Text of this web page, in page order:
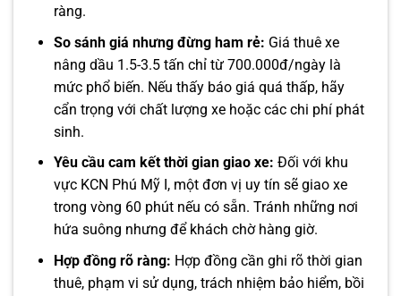
ràng.
So sánh giá nhưng đừng ham rẻ: Giá thuê xe
nâng dầu 1.5-3.5 tấn chỉ từ 700.000đ/ngày là
mức phổ biến. Nếu thấy báo giá quá thấp, hãy
cẩn trọng với chất lượng xe hoặc các chi phí phát
sinh.
Yêu cầu cam kết thời gian giao xe: Đối với khu
vực KCN Phú Mỹ I, một đơn vị uy tín sẽ giao xe
trong vòng 60 phút nếu có sẵn. Tránh những nơi
hứa suông nhưng để khách chờ hàng giờ.
Hợp đồng rõ ràng: Hợp đồng cần ghi rõ thời gian
thuê, phạm vi sử dụng, trách nhiệm bảo hiểm, bồi